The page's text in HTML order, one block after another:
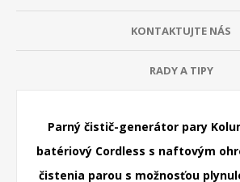
KONTAKTUJTE NÁS
RADY A TIPY
Parný čistič-generátor pary
batériový Cordless s naftovým
čistenia parou s možnosťou